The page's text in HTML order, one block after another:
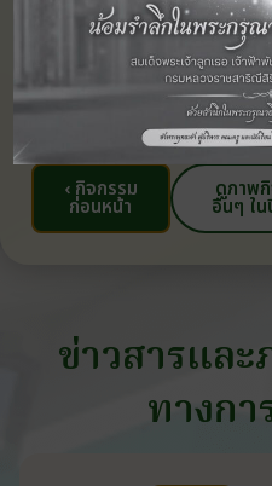
‹ กิจกรรม
ก่อนหน้า
ดูภาพ
อื่นๆ ใ
ข่าวสารแล
ทางก